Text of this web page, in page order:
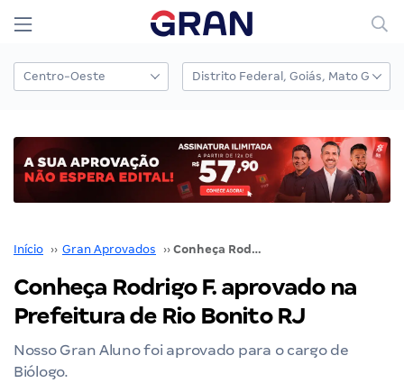
Início ›› Gran Aprovados ›› Conheça Rodrigo F. aprovado na Prefeitura de Rio Bonito RJ
Conheça Rodrigo F. aprovado na
Prefeitura de Rio Bonito RJ
Nosso Gran Aluno foi aprovado para o cargo de
Biólogo.